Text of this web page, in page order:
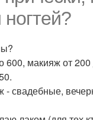
600, макияж от
- свадебные,